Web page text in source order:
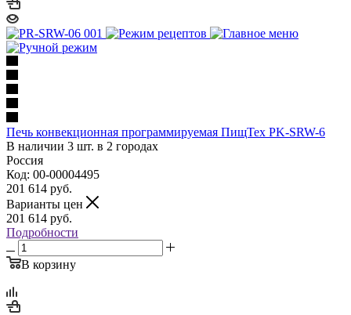
Печь конвекционная программируемая ПищТех PK-SRW-6
В наличии 3 шт. в 2 городах
Россия
Код: 00-00004495
201 614 руб.
Варианты цен
201 614 руб.
Подробности
В корзину